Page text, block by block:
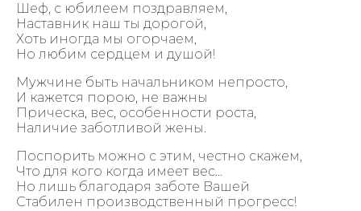
Шеф, с юбилеем поздравляем,
Наставник наш ты дорогой,
Хоть иногда мы огорчаем,
Но любим сердцем и душой!
Мужчине быть начальником непросто,
И кажется порою, не важны
Прическа, вес, особенности роста,
Наличие заботливой жены.
Поспорить можно с этим, честно скажем,
Что для кого когда имеет вес…
Но лишь благодаря заботе Вашей
Стабилен производственный прогресс!